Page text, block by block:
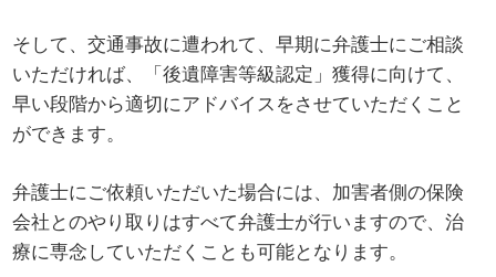
そして、交通事故に遭われて、早期に弁護士にご相談
いただければ、「後遺障害等級認定」獲得に向けて、
早い段階から適切にアドバイスをさせていただくこと
ができます。
弁護士にご依頼いただいた場合には、加害者側の保険
会社とのやり取りはすべて弁護士が行いますので、治
療に専念していただくことも可能となります。